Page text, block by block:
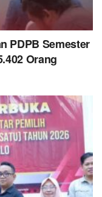
PDPB Semester
Orang